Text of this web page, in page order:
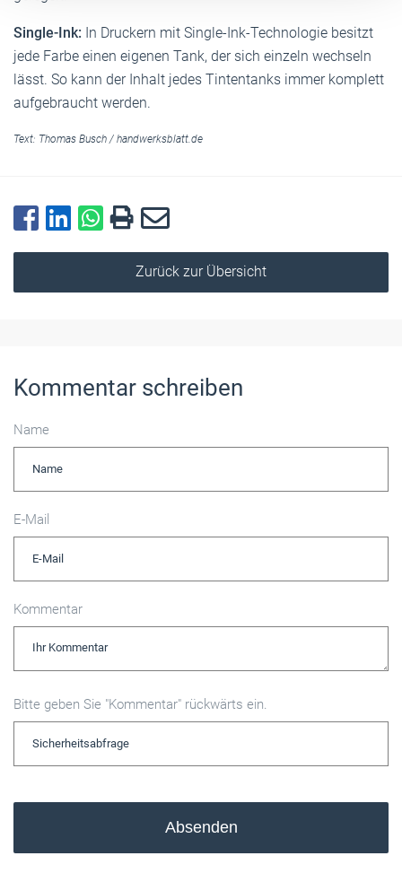
Single-Ink: In Druckern mit Single-Ink-Techno­logie besitzt
jede Farbe einen eigenen Tank, der sich einzeln wechseln
lässt. So kann der Inhalt jedes Tintentanks immer komplett
aufgebraucht ­werden.
Text: Thomas Busch / handwerksblatt.de
Zurück zur Übersicht
Kommentar schreiben
Name
E-Mail
Kommentar
Bitte geben Sie "Kommentar" rückwärts ein.
Absenden